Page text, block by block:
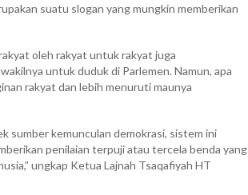
suatu slogan yang mungkin memberikan
oleh rakyat untuk rakyat juga
untuk duduk di Parlemen. Namun, apa
rakyat dan lebih menuruti maunya
sumber kemunculan demokrasi, sistem ini
penilaian terpuji atau tercela benda yang
ungkap Ketua Lajnah Tsaqafiyah HT